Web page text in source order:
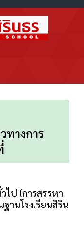
ทางการ
ไป (การสรรหา
านโรงเรียนสิริน